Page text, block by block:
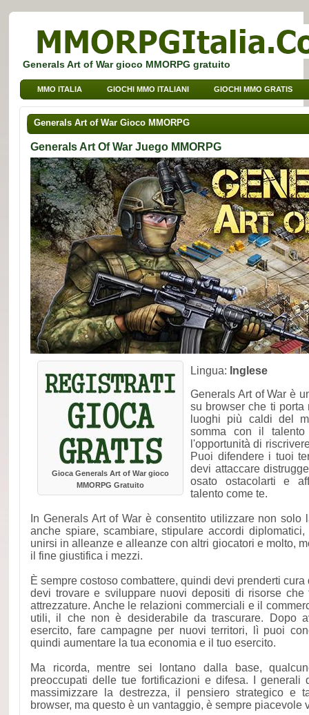
Generals Art of War gioco MMORPG gratuito
MMO ITALIA GIOCHI MMO ITALIANI GIOCHI MMO GRATIS
GIOCHI BROWSER MMO GIOCHI MMO PER BAMBINI
GIOCHI MMO DI SPORT
Generals Art of War Gioco MMORPG
Generals Art Of War Juego MMORPG
Gioca Generals Art of War gioco
MMORPG Gratuito
Lingua: Inglese
Generals Art of War è
su browser che ti
luoghi più caldi del
somma con il talento
l'opportunità di
Puoi difendere i tuoi
devi attaccare
osato ostacolarti e
talento come te.
In Generals Art of War è consentito utilizzare non solo
anche spiare, scambiare, stipulare accordi
unirsi in alleanze e alleanze con altri giocatori e molto,
il fine giustifica i mezzi.
È sempre costoso combattere, quindi devi prenderti
devi trovare e sviluppare nuovi depositi di risorse che
attrezzature. Anche le relazioni commerciali e il
utili, il che non è desiderabile da trascurare. Dopo
esercito, fare campagne per nuovi territori, lì puoi
quindi aumentare la tua economia e il tuo esercito.
Ma ricorda, mentre sei lontano dalla base,
preoccupati delle tue fortificazioni e difesa. I generali
massimizzare la destrezza, il pensiero strategico e
browser, ma questo è un vantaggio, è sempre piacevole